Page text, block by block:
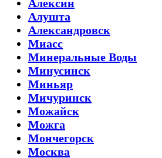
Алексин
Алушта
Александровск
Миасс
Минеральные Воды
Минусинск
Миньяр
Мичуринск
Можайск
Можга
Мончегорск
Москва